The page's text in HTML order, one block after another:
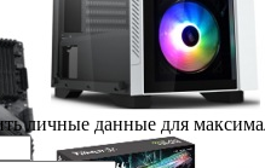
личные данные для